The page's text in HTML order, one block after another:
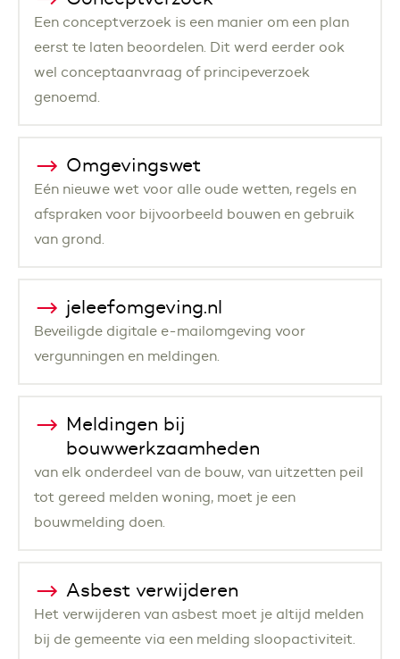
Een conceptverzoek is een manier om een plan
eerst te laten beoordelen. Dit werd eerder ook
wel conceptaanvraag of principeverzoek
genoemd.
Omgevingswet
Eén nieuwe wet voor alle oude wetten, regels en
afspraken voor bijvoorbeeld bouwen en gebruik
van grond.
jeleefomgeving.nl
Beveiligde digitale e-mailomgeving voor
vergunningen en meldingen.
Meldingen bij
bouwwerkzaamheden
van elk onderdeel van de bouw, van uitzetten peil
tot gereed melden woning, moet je een
bouwmelding doen.
Asbest verwijderen
Het verwijderen van asbest moet je altijd melden
bij de gemeente via een melding sloopactiviteit.